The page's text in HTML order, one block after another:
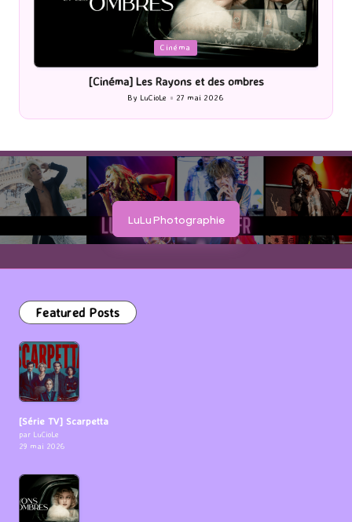
Cinéma
[Cinéma] Les Rayons et des ombres
Posted
by
By LuCioLe 27 mai 2026
LuLu Photographie
Featured Posts
[Série TV] Scarpetta
par LuCioLe
29 mai 2026